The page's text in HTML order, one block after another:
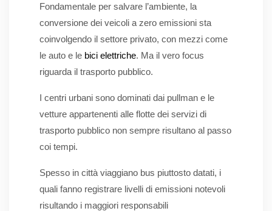
Fondamentale per salvare l’ambiente, la
conversione dei veicoli a zero emissioni sta
coinvolgendo il settore privato, con mezzi come
le auto e le bici elettriche. Ma il vero focus
riguarda il trasporto pubblico.
I centri urbani sono dominati dai pullman e le
vetture appartenenti alle flotte dei servizi di
trasporto pubblico non sempre risultano al passo
coi tempi.
Spesso in città viaggiano bus piuttosto datati, i
quali fanno registrare livelli di emissioni notevoli
risultando i maggiori responsabili